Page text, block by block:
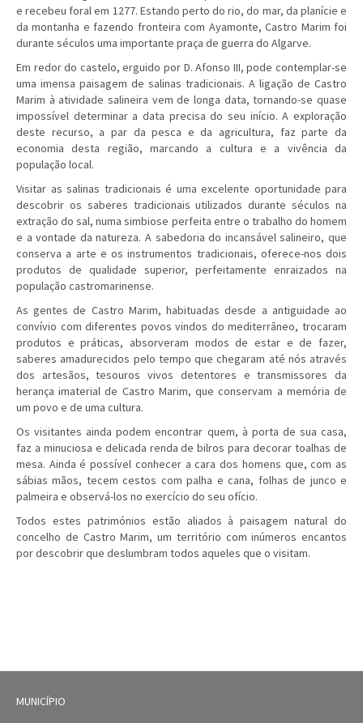
e recebeu foral em 1277. Estando perto do rio, do mar, da planície e
da montanha e fazendo fronteira com Ayamonte, Castro Marim foi
durante séculos uma importante praça de guerra do Algarve.
Em redor do castelo, erguido por D. Afonso III, pode contemplar-se
uma imensa paisagem de salinas tradicionais. A ligação de Castro
Marim à atividade salineira vem de longa data, tornando-se quase
impossível determinar a data precisa do seu início. A exploração
deste recurso, a par da pesca e da agricultura, faz parte da
economia desta região, marcando a cultura e a vivência da
população local.
Visitar as salinas tradicionais é uma excelente oportunidade para
descobrir os saberes tradicionais utilizados durante séculos na
extração do sal, numa simbiose perfeita entre o trabalho do homem
e a vontade da natureza. A sabedoria do incansável salineiro, que
conserva a arte e os instrumentos tradicionais, oferece-nos dois
produtos de qualidade superior, perfeitamente enraizados na
população castromarinense.
As gentes de Castro Marim, habituadas desde a antiguidade ao
convívio com diferentes povos vindos do mediterrâneo, trocaram
produtos e práticas, absorveram modos de estar e de fazer,
saberes amadurecidos pelo tempo que chegaram até nós através
dos artesãos, tesouros vivos detentores e transmissores da
herança imaterial de Castro Marim, que conservam a memória de
um povo e de uma cultura.
Os visitantes ainda podem encontrar quem, à porta de sua casa,
faz a minuciosa e delicada renda de bilros para decorar toalhas de
mesa. Ainda é possível conhecer a cara dos homens que, com as
sábias mãos, tecem cestos com palha e cana, folhas de junco e
palmeira e observá-los no exercício do seu ofício.
Todos estes patrimónios estão aliados à paisagem natural do
concelho de Castro Marim, um território com inúmeros encantos
por descobrir que deslumbram todos aqueles que o visitam.
MUNICÍPIO